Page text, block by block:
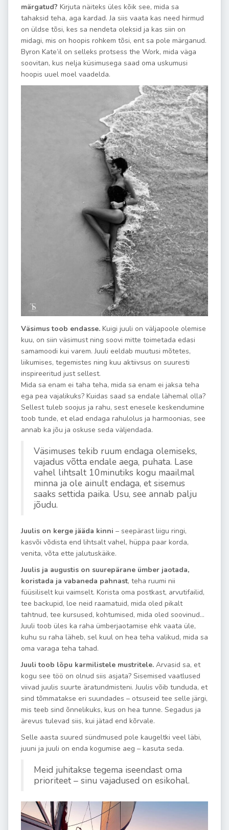
märgatud? Kirjuta näiteks üles kõik see, mida sa
tahaksid teha, aga kardad. Ja siis vaata kas need hirmud
on üldse tõsi, kes sa nendeta oleksid ja kas siin on
midagi, mis on hoopis rohkem tõsi, ent sa pole märganud.
Byron Kate’il on selleks protsess the Work, mida väga
soovitan, kus nelja küsimusega saad oma uskumusi
hoopis uuel moel vaadelda.
Väsimus toob endasse. Kuigi juuli on väljapoole olemise
kuu, on siin väsimust ning soovi mitte toimetada edasi
samamoodi kui varem. Juuli eeldab muutusi mõtetes,
liikumises, tegemistes ning kuu aktiivsus on suuresti
inspireeritud just sellest.
Mida sa enam ei taha teha, mida sa enam ei jaksa teha
ega pea vajalikuks? Kuidas saad sa endale lähemal olla?
Sellest tuleb soojus ja rahu, sest enesele keskendumine
toob tunde, et elad endaga rahulolus ja harmoonias, see
annab ka jõu ja oskuse seda väljendada.
Väsimuses tekib ruum endaga olemiseks,
vajadus võtta endale aega, puhata. Lase
vahel lihtsalt 10minutiks kogu maailmal
minna ja ole ainult endaga, et sisemus
saaks settida paika. Usu, see annab palju
jõudu.
Juulis on kerge jääda kinni – seepärast liigu ringi,
kasvõi võdista end lihtsalt vahel, hüppa paar korda,
venita, võta ette jalutuskäike.
Juulis ja augustis on suurepärane ümber jaotada,
koristada ja vabaneda pahnast, teha ruumi nii
füüsiliselt kui vaimselt. Korista oma postkast, arvutifailid,
tee backupid, loe neid raamatuid, mida oled pikalt
tahtnud, tee kursused, kohtumised, mida oled soovinud…
Juuli toob üles ka raha ümberjaotamise ehk vaata üle,
kuhu su raha läheb, sel kuul on hea teha valikud, mida sa
oma varaga teha tahad.
Juuli toob lõpu karmilistele mustritele. Arvasid sa, et
kogu see töö on olnud siis asjata? Sisemised vaatlused
viivad juulis suurte äratundmisteni. Juulis võib tunduda, et
sind tõmmatakse eri suundades – otsuseid tee selle järgi,
mis teeb sind õnnelikuks, kus on hea tunne. Segadus ja
ärevus tulevad siis, kui jätad end kõrvale.
Selle aasta suured sündmused pole kaugeltki veel läbi,
juuni ja juuli on enda kogumise aeg – kasuta seda.
Meid juhitakse tegema iseendast oma
prioriteet – sinu vajadused on esikohal.